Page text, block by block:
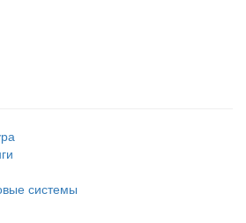
системы